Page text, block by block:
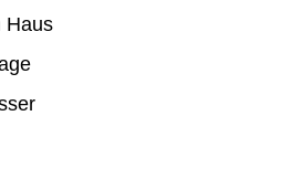
Haus